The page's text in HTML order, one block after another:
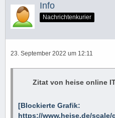
Info
Nachrichtenkurier
23. September 2022 um 12:11
Zitat von heise online
[Blockierte Grafik:
https://www.heise.de/scale/